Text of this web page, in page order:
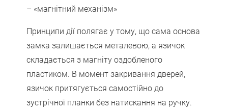
– «магнітний механізм»
Принципи дії полягає у тому, що сама основа
замка залишається металевою, а язичок
складається з магніту оздобленого
пластиком. В момент закривання дверей,
язичок притягується самостійно до
зустрічної планки без натискання на ручку.